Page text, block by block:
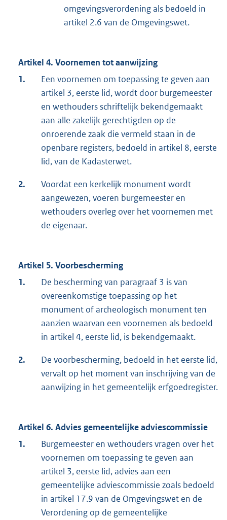
omgevingsverordening als bedoeld in
artikel 2.6 van de Omgevingswet.
Artikel 4. Voornemen tot aanwijzing
1.
Een voornemen om toepassing te geven aan
artikel 3, eerste lid, wordt door burgemeester
en wethouders schriftelijk bekendgemaakt
aan alle zakelijk gerechtigden op de
onroerende zaak die vermeld staan in de
openbare registers, bedoeld in artikel 8, eerste
lid, van de Kadasterwet.
2.
Voordat een kerkelijk monument wordt
aangewezen, voeren burgemeester en
wethouders overleg over het voornemen met
de eigenaar.
Artikel 5. Voorbescherming
1.
De bescherming van paragraaf 3 is van
overeenkomstige toepassing op het
monument of archeologisch monument ten
aanzien waarvan een voornemen als bedoeld
in artikel 4, eerste lid, is bekendgemaakt.
2.
De voorbescherming, bedoeld in het eerste lid,
vervalt op het moment van inschrijving van de
aanwijzing in het gemeentelijk erfgoedregister.
Artikel 6. Advies gemeentelijke adviescommissie
1.
Burgemeester en wethouders vragen over het
voornemen om toepassing te geven aan
artikel 3, eerste lid, advies aan een
gemeentelijke adviescommissie zoals bedoeld
in artikel 17.9 van de Omgevingswet en de
Verordening op de gemeentelijke